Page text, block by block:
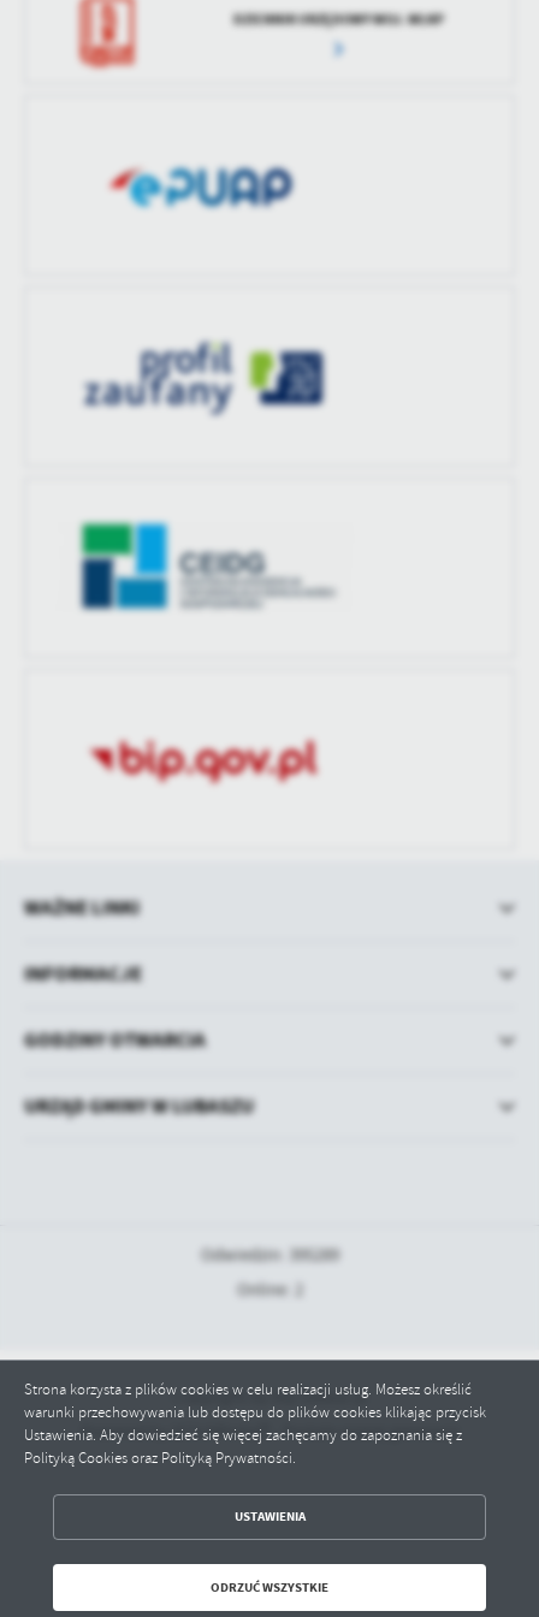
Strona korzysta z plików cookies w celu realizacji usług. Możesz określić
warunki przechowywania lub dostępu do plików cookies klikając przycisk
Ustawienia. Aby dowiedzieć się więcej zachęcamy do zapoznania się z
Polityką Cookies oraz Polityką Prywatności.
USTAWIENIA
ODRZUĆ WSZYSTKIE
ODRZUĆ WSZYSTKIE
DZIENNIK URZĘDOWY WOJ. WLKP
WAŻNE LINKI
INFORMACJE
GODZINY OTWARCIA
URZĄD GMINY W LUBASZU
Odwiedzin: 395289
Online: 2
Copyright by bip.lubasz.pl
Powered by2ClickPortal® - Portale nowej generacji